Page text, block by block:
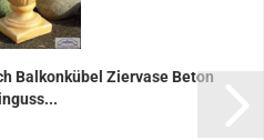
Bal­kon­kü­bel Zier­va­se Beton